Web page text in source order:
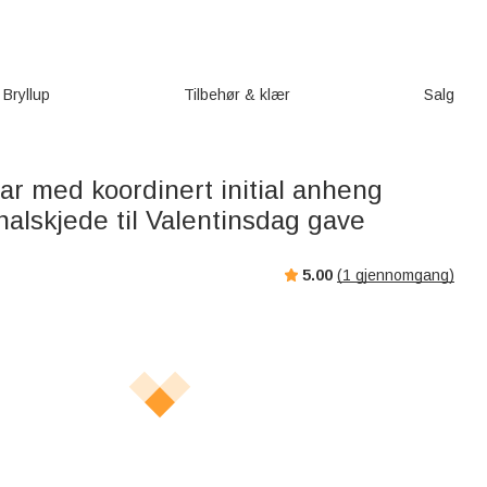
Bryllup Tilbehør & klær Salg
med koordinert initial anheng
til Valentinsdag gave
5.00 (1 gjennomgang)